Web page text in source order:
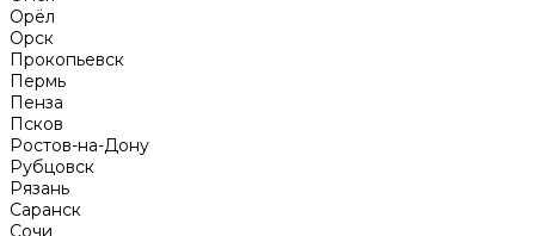
Орёл
Орск
Прокопьевск
Пермь
Пенза
Псков
Ростов-на-Дону
Рубцовск
Рязань
Саранск
Сочи